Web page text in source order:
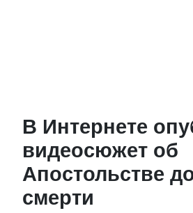
В Интернете
видеосюжет об
Апостольстве
смерти